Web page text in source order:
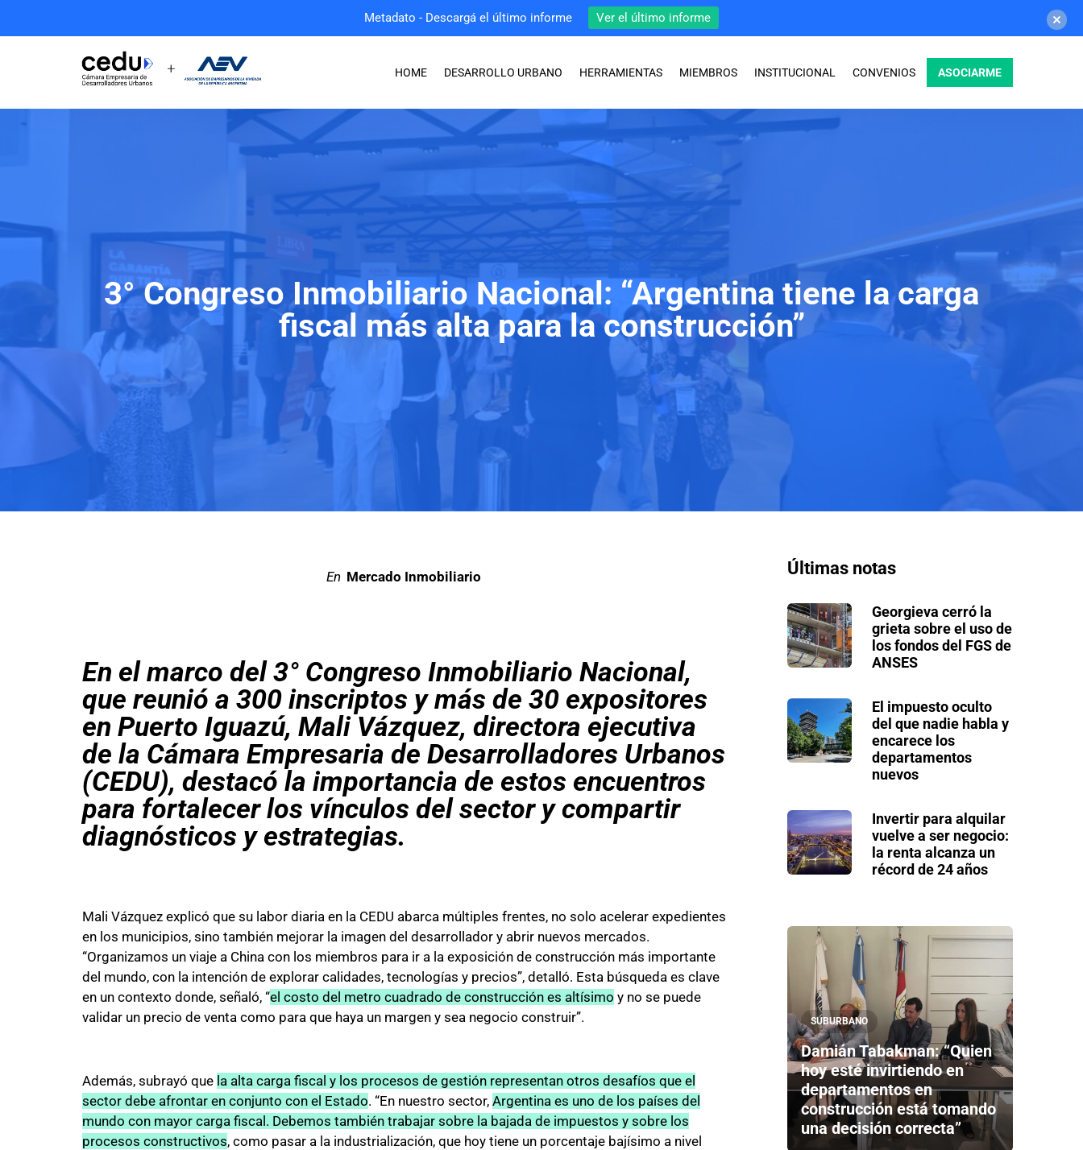
HOME DESARROLLO URBANO HERRAMIENTAS MIEMBROS INSTITUCIONAL CONVENIOS ASOCIARME
3° Congreso Inmobiliario Nacional: “Argentina tiene la carga
fiscal más alta para la construcción”
en Mercado Inmobiliario
En el marco del 3° Congreso Inmobiliario Nacional,
que reunió a 300 inscriptos y más de 30 expositores
en Puerto Iguazú, Mali Vázquez, directora ejecutiva
de la Cámara Empresaria de Desarrolladores Urbanos
(CEDU), destacó la importancia de estos encuentros
para fortalecer los vínculos del sector y compartir
diagnósticos y estrategias.
Mali Vázquez explicó que su labor diaria en la CEDU abarca múltiples frentes, no solo acelerar expedientes
en los municipios, sino también mejorar la imagen del desarrollador y abrir nuevos mercados.
“Organizamos un viaje a China con los miembros para ir a la exposición de construcción más importante
del mundo, con la intención de explorar calidades, tecnologías y precios”, detalló. Esta búsqueda es clave
en un contexto donde, señaló, “el costo del metro cuadrado de construcción es altísimo y no se puede
validar un precio de venta como para que haya un margen y sea negocio construir”.
Además, subrayó que la alta carga fiscal y los procesos de gestión representan otros desafíos que el
sector debe afrontar en conjunto con el Estado. “En nuestro sector, Argentina es uno de los países del
mundo con mayor carga fiscal. Debemos también trabajar sobre la bajada de impuestos y sobre los
procesos constructivos, como pasar a la industrialización, que hoy tiene un porcentaje bajísimo a nivel
Últimas notas
Georgieva cerró la
grieta sobre el uso de
los fondos del FGS de
ANSES
El impuesto oculto
del que nadie habla y
encarece los
departamentos
nuevos
Invertir para alquilar
vuelve a ser negocio:
la renta alcanza un
récord de 24 años
SUBURBANO
Damián Tabakman: “Quien
hoy esté invirtiendo en
departamentos en
construcción está tomando
una decisión correcta”
Metadato - Descargá el último informe Ver el último informe